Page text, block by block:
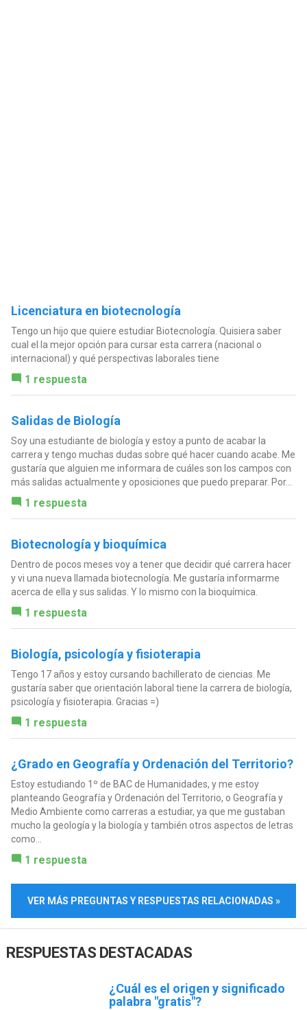
Licenciatura en biotecnología
Tengo un hijo que quiere estudiar Biotecnología. Quisiera saber
cual el la mejor opción para cursar esta carrera (nacional o
internacional) y qué perspectivas laborales tiene
1 respuesta
Salidas de Biología
Soy una estudiante de biología y estoy a punto de acabar la
carrera y tengo muchas dudas sobre qué hacer cuando acabe. Me
gustaría que alguien me informara de cuáles son los campos con
más salidas actualmente y oposiciones que puedo preparar. Por...
1 respuesta
Biotecnología y bioquímica
Dentro de pocos meses voy a tener que decidir qué carrera hacer
y vi una nueva llamada biotecnología. Me gustaría informarme
acerca de ella y sus salidas. Y lo mismo con la bioquímica.
1 respuesta
Biología, psicología y fisioterapia
Tengo 17 años y estoy cursando bachillerato de ciencias. Me
gustaría saber que orientación laboral tiene la carrera de biología,
psicología y fisioterapia. Gracias =)
1 respuesta
¿Grado en Geografía y Ordenación del Territorio?
Estoy estudiando 1º de BAC de Humanidades, y me estoy
planteando Geografía y Ordenación del Territorio, o Geografía y
Medio Ambiente como carreras a estudiar, ya que me gustaban
mucho la geología y la biología y también otros aspectos de letras
como...
1 respuesta
VER MÁS PREGUNTAS Y RESPUESTAS RELACIONADAS »
RESPUESTAS DESTACADAS
¿Cuál es el origen y significado
palabra "gratis"?